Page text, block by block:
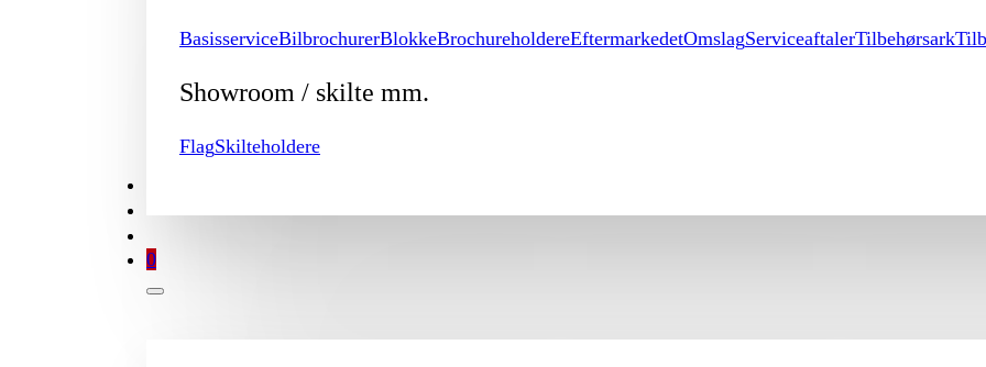
BasisserviceBilbrochurerBlokkeBrochureholdereEftermarkedetOmslagServiceaftalerTilbehørsark
Showroom / skilte mm.
FlagSkilteholdere
0